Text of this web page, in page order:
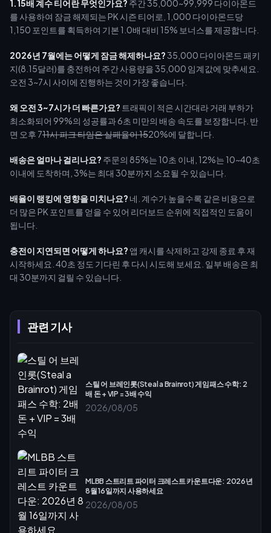
관련 기사
스틸 어 브레인롯(Steal a Brainrot) 게임패스 수학: 2
배 돈 + VIP = 3배 수익
2026/08/05
MLBB 스트리트 파이터 크레스트 카운트다운: 2026년
8월 16일까지 사용하세요
2026/08/05
1.15배 계수 티어란 무엇인가요? 주간 35,000~99,999 다이아몬드
를 사용하여 잠금 해제되는 PK 시즌 티어로, 1,000 다이아몬드당
1,150 포인트를 획득하여 기본 1.0배 대비 15% 보너스를 제공합니다.
2026년 7월에는 어떻게 잠금 해제하나요?35,000 다이아몬드 패키
지(8.15달러)를 충전하여 주간 사용량을 35,000 임계값에 맞추세요.
오전 3~7시 사이에 진행하는 것이 가장 좋습니다.
왜 오전 3~7시가 더 빠른가요? 트래픽이 적은 시간대라 거래 부하가
최소화되어 99%의 성공률과 6초 미만의 배송 속도를 보장합니다. 반
면 오후 711시 피크 타임은 실패율이 1520%에 달합니다.
배송은 얼마나 걸리나요? 주문의 85%는 10초 이내, 12%는 10~40초
이내에 도착하며, 3%는 최대 30분까지 소요될 수 있습니다.
배율이 랭킹에 영향을 미치나요? 네. 계수가 높을수록 같은 비용으로
더 많은 PK 포인트를 얻을 수 있어 리더보드 순위에 직접적인 도움이
됩니다.
충전이 지연되면 어떻게 하나요? 앱 캐시를 삭제하고 강제 종료 후 재
시작하세요. 40초 정도 기다린 후 다시 시도해 보세요. 일부 배송은 최
대 30분까지 걸릴 수 있습니다.